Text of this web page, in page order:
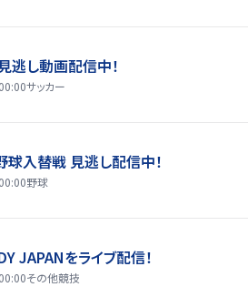
逃し動画配信中！
サッカー
入替戦 見逃し配信中！
野球
JAPANをライブ配信！
その他競技